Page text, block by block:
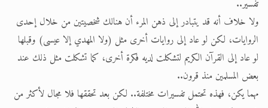
تفسير..
ولا خلاف أنه قد يتبادر إلى ذهن المرء أن هنالك شخصيتين من خلال إحدى
الروايات، لكن لو عاد إلى روايات أخرى مثل (ولا المهدي إلا عيسى) وقبلها
لو عاد إلى القرآن الكريم لتشكلت لديه فكرة أخرى، كما تشكلت مثل ذلك عند
بعض المسلمين منذ قرون..
مهما يكن، فهذه تحتمل تفسيرات مختلفة.. لكن بعد تحققها فلا مجال لأكثر من